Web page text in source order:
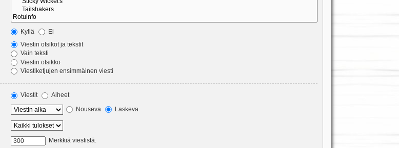
Kyllä
Ei
Viestin otsikot ja tekstit
Vain teksti
Viestin otsikko
Viestiketjujen ensimmäinen viesti
Viestit
Aiheet
Nouseva Laskeva
Merkkiä viestistä.